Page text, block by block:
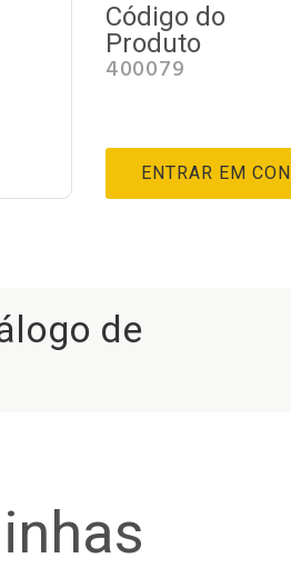
Código do
Produto
400079
ENTRAR EM
de